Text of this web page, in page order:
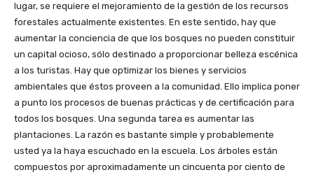
lugar, se requiere el mejoramiento de la gestión de los recursos
forestales actualmente existentes. En este sentido, hay que
aumentar la conciencia de que los bosques no pueden constituir
un capital ocioso, sólo destinado a proporcionar belleza escénica
a los turistas. Hay que optimizar los bienes y servicios
ambientales que éstos proveen a la comunidad. Ello implica poner
a punto los procesos de buenas prácticas y de certificación para
todos los bosques. Una segunda tarea es aumentar las
plantaciones. La razón es bastante simple y probablemente
usted ya la haya escuchado en la escuela. Los árboles están
compuestos por aproximadamente un cincuenta por ciento de